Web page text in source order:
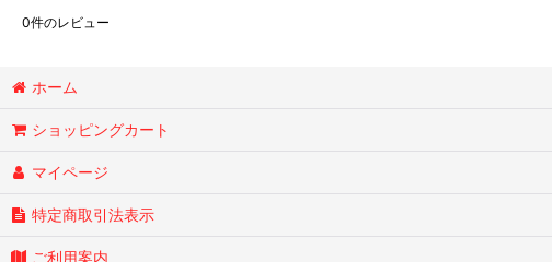
0件のレビュー
ホーム
ショッピングカート
マイページ
特定商取引法表示
ご利用案内